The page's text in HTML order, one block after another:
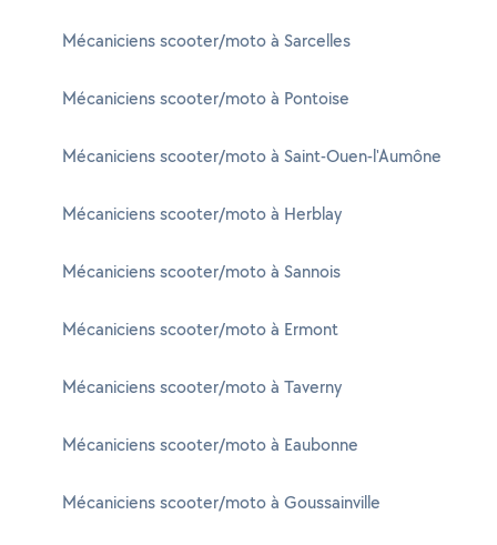
Mécaniciens scooter/moto à Sarcelles
Mécaniciens scooter/moto à Pontoise
Mécaniciens scooter/moto à Saint-Ouen-l'Aumône
Mécaniciens scooter/moto à Herblay
Mécaniciens scooter/moto à Sannois
Mécaniciens scooter/moto à Ermont
Mécaniciens scooter/moto à Taverny
Mécaniciens scooter/moto à Eaubonne
Mécaniciens scooter/moto à Goussainville